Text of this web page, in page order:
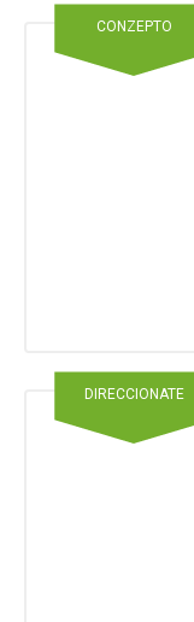
CONZEPTO
DIRECCIONATE